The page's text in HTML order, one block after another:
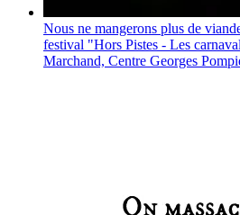
Nous ne mangerons plus de
festival "Hors Pistes - Les
Marchand, Centre Georges